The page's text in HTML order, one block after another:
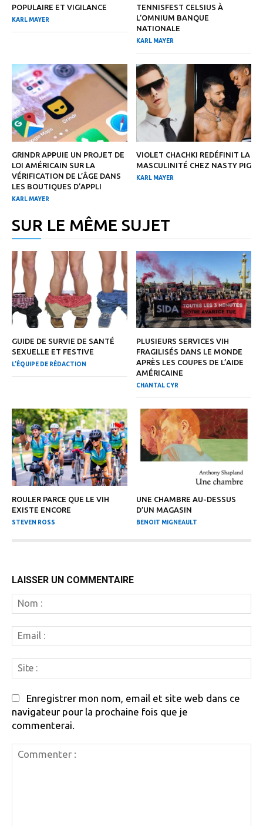
POPULAIRE ET VIGILANCE
KARL MAYER
TENNISFEST CELSIUS À
L’OMNIUM BANQUE
NATIONALE
KARL MAYER
GRINDR APPUIE UN PROJET DE
LOI AMÉRICAIN SUR LA
VÉRIFICATION DE L’ÂGE DANS
LES BOUTIQUES D’APPLI
KARL MAYER
VIOLET CHACHKI REDÉFINIT LA
MASCULINITÉ CHEZ NASTY PIG
KARL MAYER
SUR LE MÊME SUJET
GUIDE DE SURVIE DE SANTÉ
SEXUELLE ET FESTIVE
L'ÉQUIPE DE RÉDACTION
PLUSIEURS SERVICES VIH
FRAGILISÉS DANS LE MONDE
APRÈS LES COUPES DE L’AIDE
AMÉRICAINE
CHANTAL CYR
ROULER PARCE QUE LE VIH
EXISTE ENCORE
STEVEN ROSS
UNE CHAMBRE AU-DESSUS
D’UN MAGASIN
BENOIT MIGNEAULT
LAISSER UN COMMENTAIRE
:
:
:
Enregistrer mon nom, email et site web dans ce
navigateur pour la prochaine fois que je
commenterai.